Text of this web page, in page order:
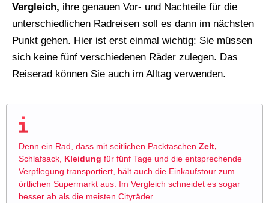
Vergleich, ihre genauen Vor- und Nachteile für die
unterschiedlichen Radreisen soll es dann im nächsten
Punkt gehen. Hier ist erst einmal wichtig: Sie müssen
sich keine fünf verschiedenen Räder zulegen. Das
Reiserad können Sie auch im Alltag verwenden.
Denn ein Rad, dass mit seitlichen Packtaschen Zelt,
Schlafsack, Kleidung für fünf Tage und die entsprechende
Verpflegung transportiert, hält auch die Einkaufstour zum
örtlichen Supermarkt aus. Im Vergleich schneidet es sogar
besser ab als die meisten Cityräder.